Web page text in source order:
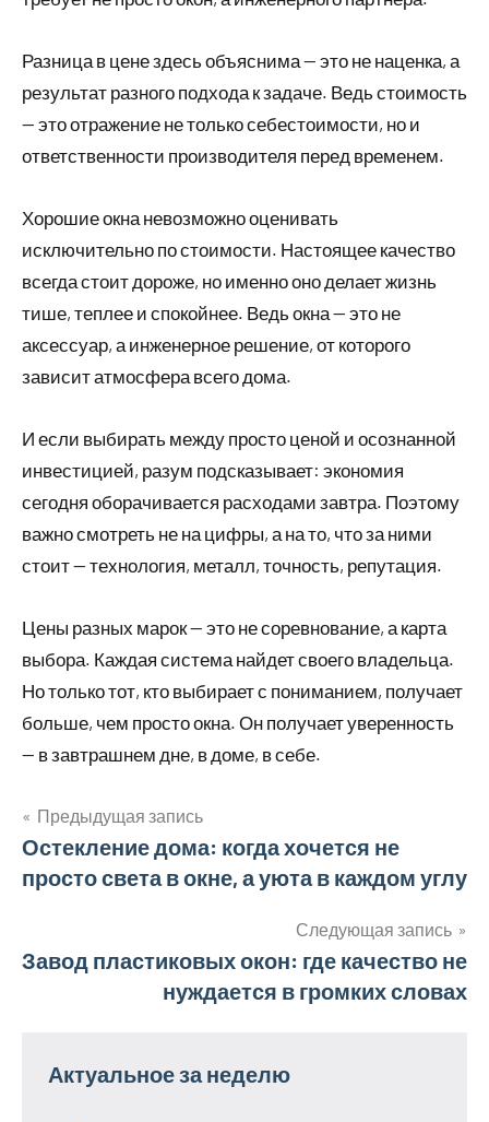
Разница в цене здесь объяснима — это не наценка, а
результат разного подхода к задаче. Ведь стоимость
— это отражение не только себестоимости, но и
ответственности производителя перед временем.
Хорошие окна невозможно оценивать
исключительно по стоимости. Настоящее качество
всегда стоит дороже, но именно оно делает жизнь
тише, теплее и спокойнее. Ведь окна — это не
аксессуар, а инженерное решение, от которого
зависит атмосфера всего дома.
И если выбирать между просто ценой и осознанной
инвестицией, разум подсказывает: экономия
сегодня оборачивается расходами завтра. Поэтому
важно смотреть не на цифры, а на то, что за ними
стоит — технология, металл, точность, репутация.
Цены разных марок — это не соревнование, а карта
выбора. Каждая система найдет своего владельца.
Но только тот, кто выбирает с пониманием, получает
больше, чем просто окна. Он получает уверенность
— в завтрашнем дне, в доме, в себе.
Навигация
по
Предыдущая запись
Остекление дома: когда хочется не
просто света в окне, а уюта в каждом углу
Следующая запись
Завод пластиковых окон: где качество не
нуждается в громких словах
Актуальное за неделю